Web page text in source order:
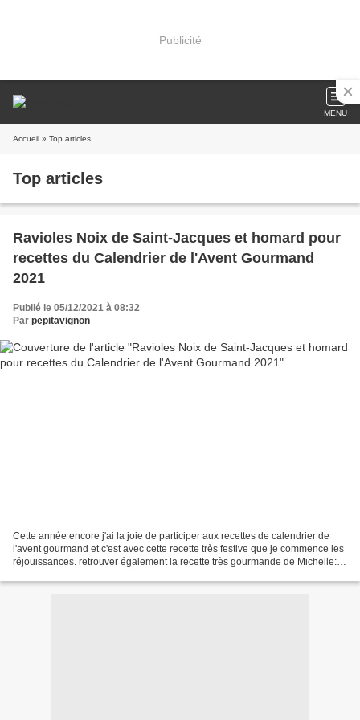
Publicité
MENU
Accueil » Top articles
Top articles
Ravioles Noix de Saint-Jacques et homard pour
recettes du Calendrier de l'Avent Gourmand
2021
Publié le 05/12/2021 à 08:32
Par pepitavignon
Cette année encore j'ai la joie de participer aux recettes de calendrier de
l'avent gourmand et c'est avec cette recette très festive que je commence les
réjouissances. retrouver également la recette très gourmande de Michelle: